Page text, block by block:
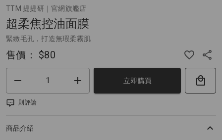
TTM 提提研｜官網旗艦店
超柔焦控油面膜
緊緻毛孔，打造無瑕柔霧肌
售價： $80
立即購買
則評論
商品介紹